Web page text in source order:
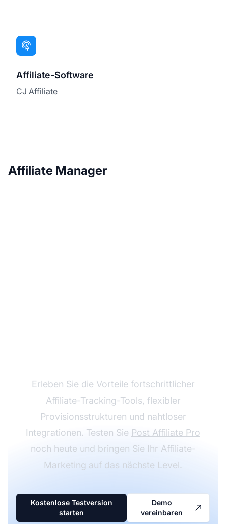
Affiliate-Software
CJ Affiliate
Affiliate Manager
Erleben Sie die Vorteile fortschrittlicher
Affiliate-Tracking-Tools, flexibler
Provisionsstrukturen und nahtloser
Integrationen. Testen Sie Post Affiliate Pro
noch heute und bringen Sie Ihr Affiliate-
Marketing auf das nächste Level.
Kostenlose Testversion
starten
Demo
vereinbaren